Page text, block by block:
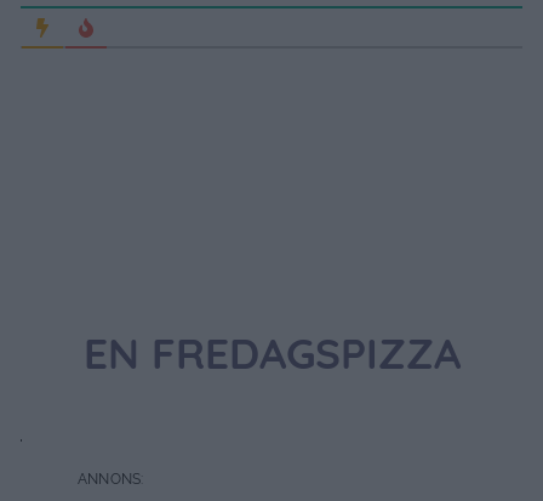
EN FREDAGSPIZZA
.